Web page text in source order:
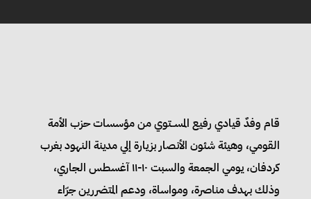
قام وفدٌ قيادي رفيع المســتوي من مؤسسات حزب الأمة
القومي، وهيئة شئون الأنصار بزيارة إلي مدينة النهود بغرب
كردفان، يومي الجمعة والسبت ١٠-١١ آغسطس الجاري،
وذلك بهدف مناصرة، ومواساة، ودعم المتضررين جرّاء